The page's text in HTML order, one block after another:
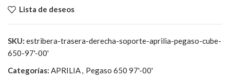
Lista de deseos
SKU: estribera-trasera-derecha-soporte-aprilia-pegaso-cube-
650-97'-00'
Categorías: APRILIA, Pegaso 650 97'-00'